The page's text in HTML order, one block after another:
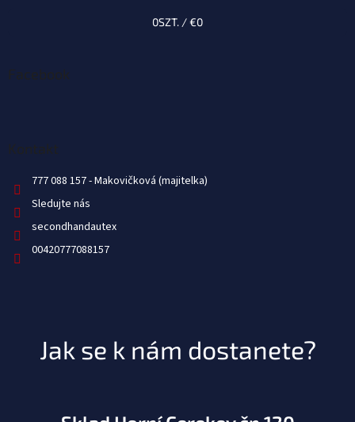
0SZT. /€0
Facebook
Kontakt
777 088 157
Sledujte nás
secondhandautex
00420777088157
Jak se k nám dostanete?